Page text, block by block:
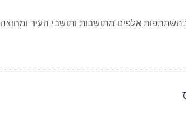
בהשתתפות אלפים מתושבות ותושבי העיר ומחוצה